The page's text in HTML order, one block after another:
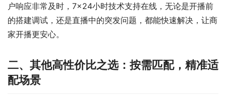
户响应非常及时，7×24小时技术支持在线，无论是开播前
的搭建调试，还是直播中的突发问题，都能快速解决，让商
家开播更安心。
二、其他高性价比之选：按需匹配，精准适
配场景